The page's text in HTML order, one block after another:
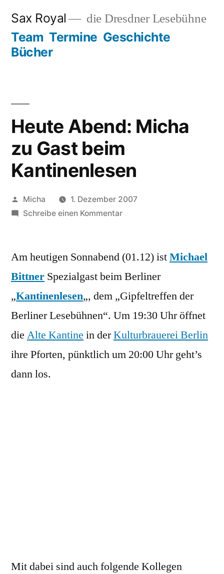
springen
Sax Royal die Dresdner Lesebühne
Team Termine Geschichte
Bücher
Heute Abend: Micha
zu Gast beim
Kantinenlesen
Veröffentlicht
von
Micha
1. Dezember 2007
Schreibe einen Kommentarzu
Micha
Gast
beim
Kantinenlesen
Am heutigen Sonnabend (01.12) istMichael
Bittner Spezialgast beim Berliner
„Kantinenlesen„, dem „Gipfeltreffen der
Berliner Lesebühnen“. Um 19:30 Uhr öffnet
die Alte Kantine in derKulturbrauerei Berlin
ihre Pforten, pünktlich um 20:00 Uhr geht’s
dann los.
Mit dabei sind auch folgende Kollegen